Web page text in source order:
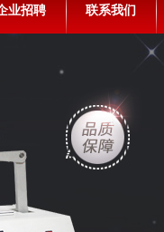
业招聘 联系我们